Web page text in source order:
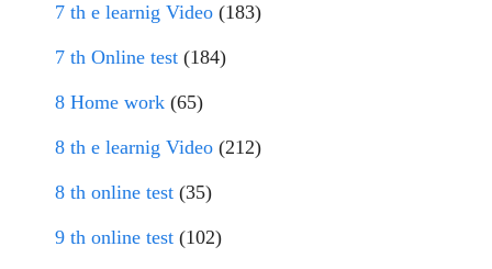
7 th e learnig Video (183)
7 th Online test (184)
8 Home work (65)
8 th e learnig Video (212)
8 th online test (35)
9 th online test (102)